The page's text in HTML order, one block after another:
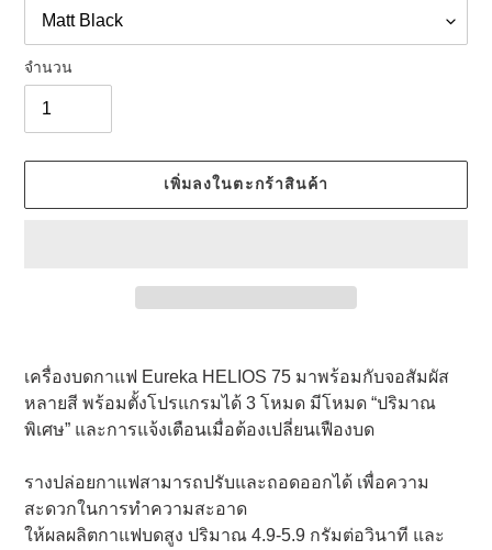
จำนวน
เพิ่มลงในตะกร้าสินค้า
เพิ่มสิน
ไป
ยัง
สินค้า
ของ
คุณ
เครื่องบดกาแฟ Eureka HELIOS 75 มาพร้อมกับจอสัมผัส
หลายสี พร้อมตั้งโปรแกรมได้ 3 โหมด มีโหมด “ปริมาณ
พิเศษ” และการแจ้งเตือนเมื่อต้องเปลี่ยนเฟืองบด
รางปล่อยกาแฟสามารถปรับและถอดออกได้ เพื่อความ
สะดวกในการทำความสะอาด
ให้ผลผลิตกาแฟบดสูง ปริมาณ 4.9-5.9 กรัมต่อวินาที และ